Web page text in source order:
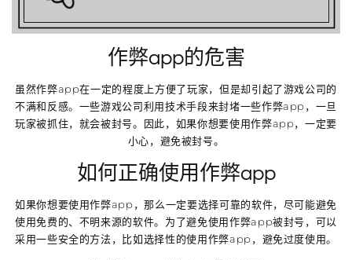
作弊app的危害
虽然作弊app在一定的程度上方便了玩家，但是却引起了游戏公司的
不满和反感。一些游戏公司利用技术手段来封堵一些作弊app，一旦
玩家被抓住，就会被封号。因此，如果你想要使用作弊app，一定要
小心，避免被封号。
如何正确使用作弊app
如果你想要使用作弊app，那么一定要选择可靠的软件，尽可能避免
使用免费的、不明来源的软件。为了避免使用作弊app被封号，可以
采用一些安全的方法，比如选择性的使用作弊app，避免过度使用。